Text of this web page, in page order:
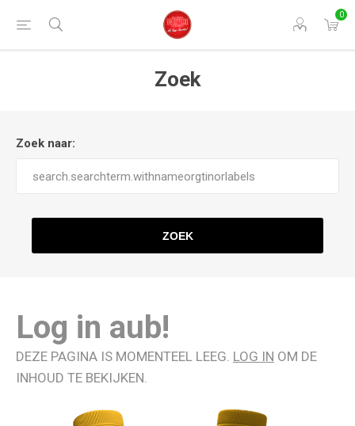
0
Zoek
Zoek naar:
ZOEK
Log in aub!
DEZE PAGINA IS MOMENTEEL LEEG. LOG IN OM DE
INHOUD TE BEKIJKEN.